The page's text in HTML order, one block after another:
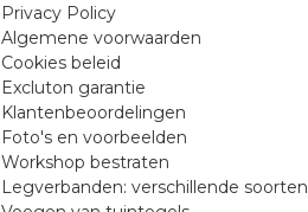
Privacy Policy
Algemene voorwaarden
Cookies beleid
Excluton garantie
Klantenbeoordelingen
Foto's en voorbeelden
Workshop bestraten
Legverbanden: verschillende soorten